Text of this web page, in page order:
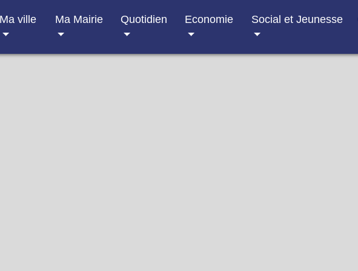
Ma ville Ma Mairie Quotidien Economie Social et Jeunesse